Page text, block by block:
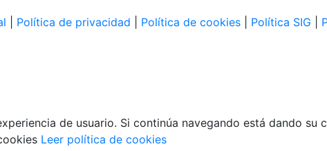
Política de privacidad Política de cookies Política SIG
de usuario. Si continúa navegando está dando su
Leer política de cookies